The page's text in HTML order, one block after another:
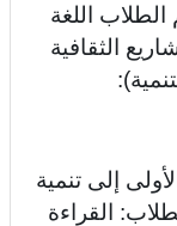
اللغة
الثقافية
إلى تنمية
القراءة